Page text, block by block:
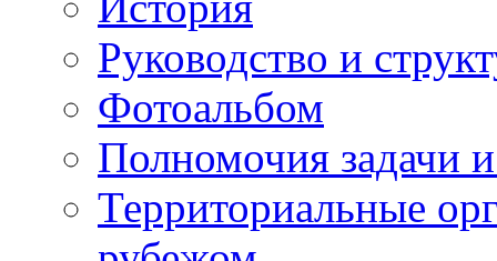
Руководство и
Фотоальбом
Полномочия задачи
Территориальные